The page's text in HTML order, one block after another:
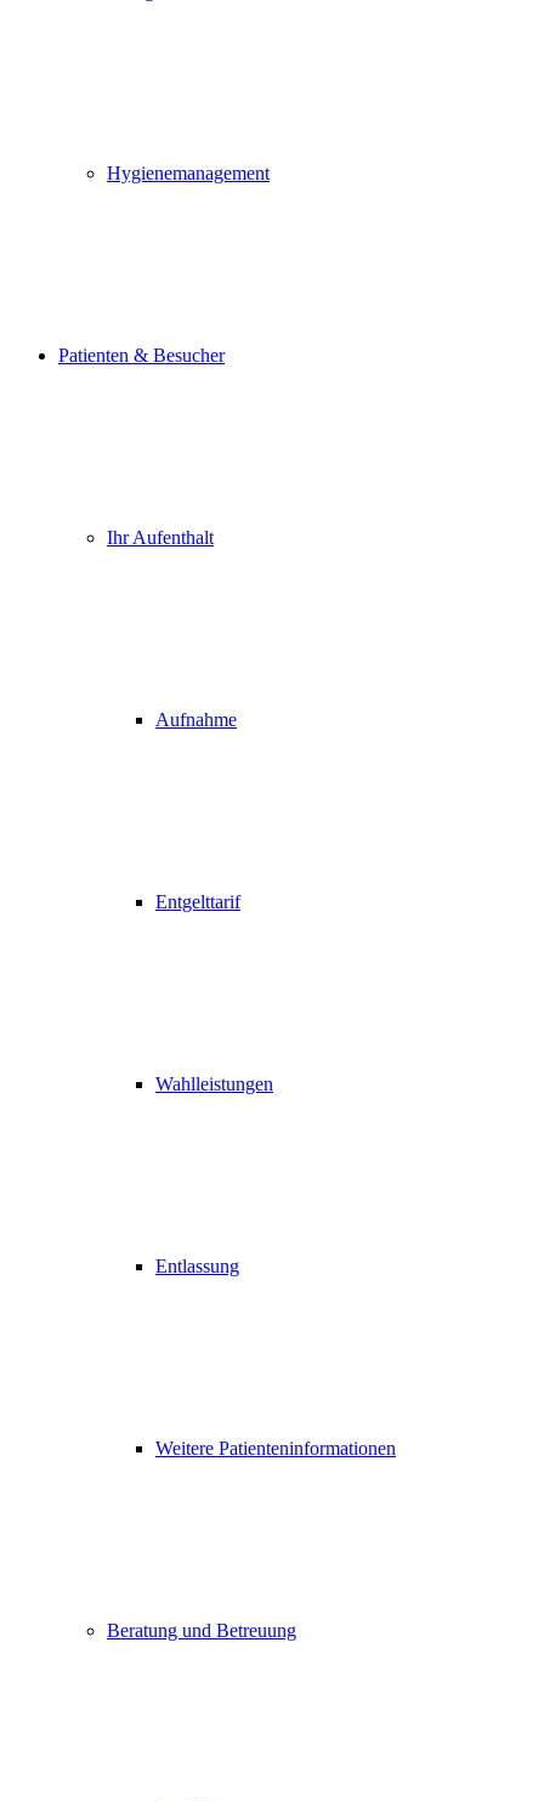
Hygienemanagement
Patienten & Besucher
Ihr Aufenthalt
Aufnahme
Entgelttarif
Wahlleistungen
Entlassung
Weitere Patienteninformationen
Beratung und Betreuung